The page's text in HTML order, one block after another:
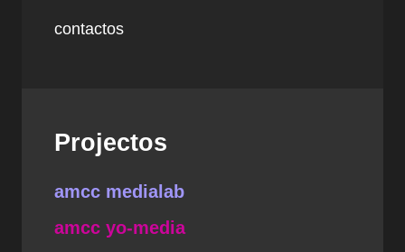
contactos
Projectos
amcc medialab
amcc yo-media